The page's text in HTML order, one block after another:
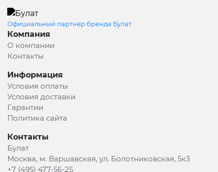
Официальный партнер бренда Булат
Компания
О компании
Контакты
Информация
Условия оплаты
Условия доставки
Гарантии
Политика сайта
Контакты
Булат
Москва, м. Варшавская, ул. Болотниковская, 5к3
+7 (495) 477-56-25